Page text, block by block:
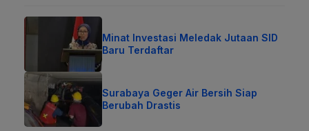
Minat Investasi Meledak Jutaan SID
Baru Terdaftar
Surabaya Geger Air Bersih Siap
Berubah Drastis